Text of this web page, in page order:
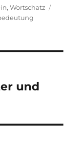
,Wortschatz
und